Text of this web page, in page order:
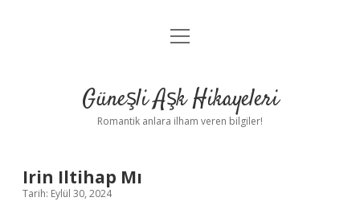
Anasayfa
Yasal Uyarı
menüyü
Güneşli Aşk Hikayeleri
Romantik anlara ilham veren bilgiler!
Irin Iltihap Mı
Tarih: Eylül 30, 2024